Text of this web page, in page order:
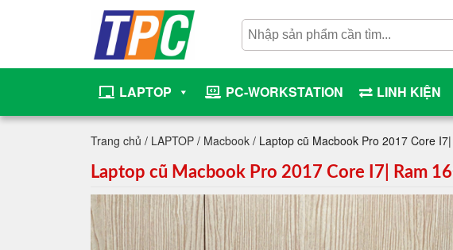
LAPTOP PC-WORKSTATION LINH KIỆN
Trang chủ / LAPTOP / Macbook / Laptop cũ Macbook Pro 2017 Core
Laptop cũ Macbook Pro 2017 Core I7| Ram